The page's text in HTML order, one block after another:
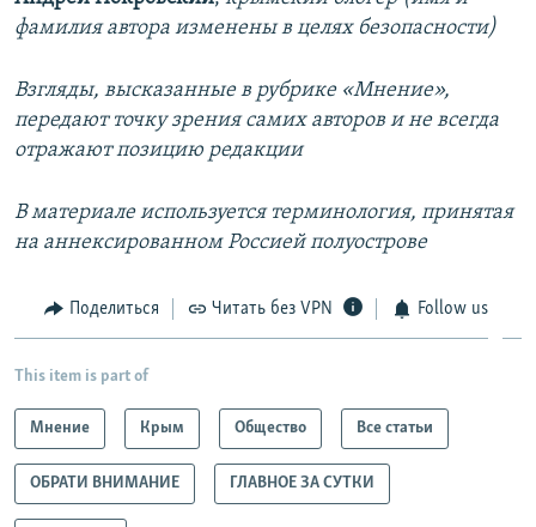
фамилия автора изменены в целях безопасности)
Взгляды, высказанные в рубрике «Мнение»,
передают точку зрения самих авторов и не всегда
отражают позицию редакции
В материале используется терминология, принятая
на аннексированном Россией полуострове
Поделиться Читать без VPN Follow us
This item is part of
Мнение Крым Общество Все статьи
ОБРАТИ ВНИМАНИЕ ГЛАВНОЕ ЗА СУТКИ